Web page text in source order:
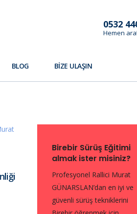
0532
Hemen ara!
BLOG BIZE ULAŞIN
Birebir Sürüş Eğitimi
almak ister misiniz?
Profesyonel Rallici Murat
GÜNARSLAN’dan en iyi ve
güvenli sürüş tekniklerini